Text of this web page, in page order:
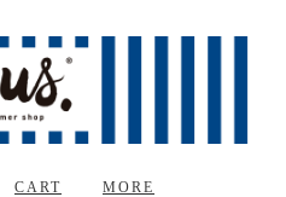
CART MORE